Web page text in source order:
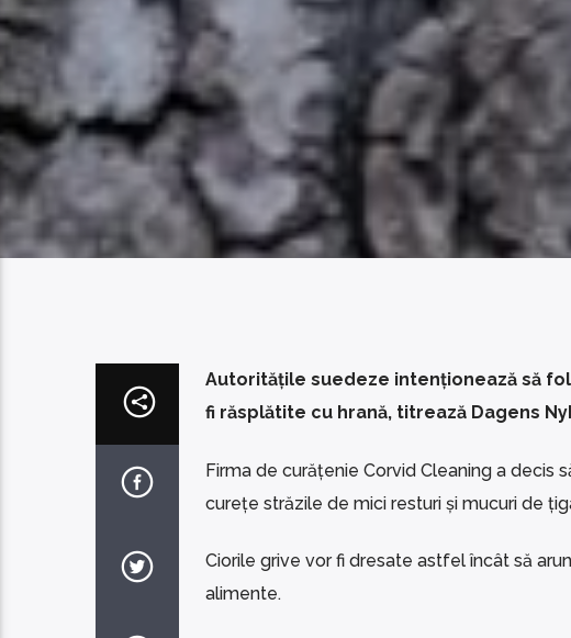
Autoritățile suedeze intenționează să
fi răsplătite cu hrană, titrează Dagens
Firma de curățenie Corvid Cleaning a decis
curețe străzile de mici resturi și mucuri de
Ciorile grive vor fi dresate astfel încât să
alimente.